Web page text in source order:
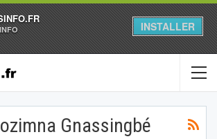
INSTALLER
Gnassingbé